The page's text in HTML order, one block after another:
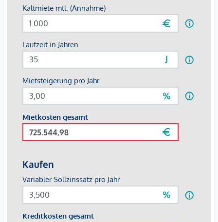
Belvedere, einer der schönsten Barockgärten der Stadt,
garantiert erholsame Mittagspausen im Freien. Für nähere
Informationen zur Infrastruktur, fordern Sie bitte unser
Exposé an.
Überzeugen Sie sich selbst von diesem großartigen Büro.
Für Besichtigungen und nähere Informationen stehen wir
Ihnen gerne zur Verfügung
Mag. Viola Wasmuth
national - Tel:0670 4039361
international - Tel:+43 670 4039361
Wir weisen darauf hin, dass zwischen dem Vermittler und
dem zu vermittelnden Dritten ein familiäres oder
wirtschaftliches Naheverhältnis besteht.
Der Vermittler ist als Doppelmakler tätig.